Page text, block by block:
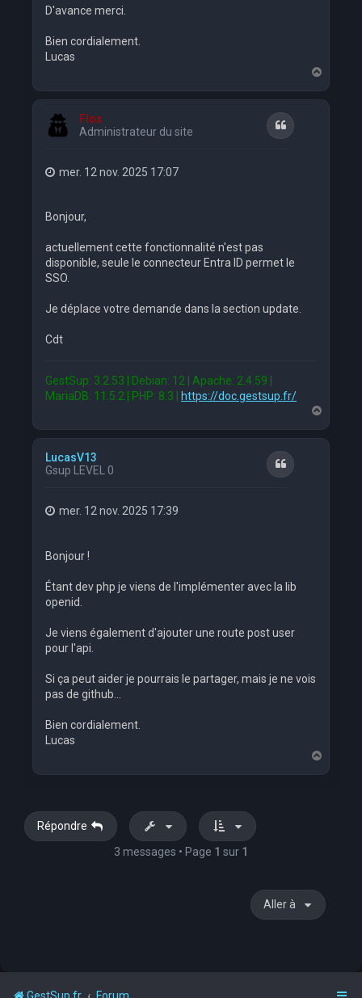
D'avance merci.
Bien cordialement.
Lucas
a
Flox
Administrateur du site
Citation
mer. 12 nov. 2025 17:07
Bonjour,
actuellement cette fonctionnalité n'est pas
disponible, seule le connecteur Entra ID permet le
SSO.
Je déplace votre demande dans la section update.
Cdt
GestSup: 3.2.53 | Debian: 12 | Apache: 2.4.59 |
MariaDB: 11.5.2 | PHP: 8.3 |
https://doc.gestsup.fr/
a
u
LucasV13
Gsup LEVEL 0
Citation
mer. 12 nov. 2025 17:39
Bonjour !
Étant dev php je viens de l'implémenter avec la lib
openid.
Je viens également d'ajouter une route post user
pour l'api.
Si ça peut aider je pourrais le partager, mais je ne vois
pas de github...
Bien cordialement.
Lucas
a
Répondre
3 messages • Page 1 sur 1
Aller à
GestSup.fr Forum